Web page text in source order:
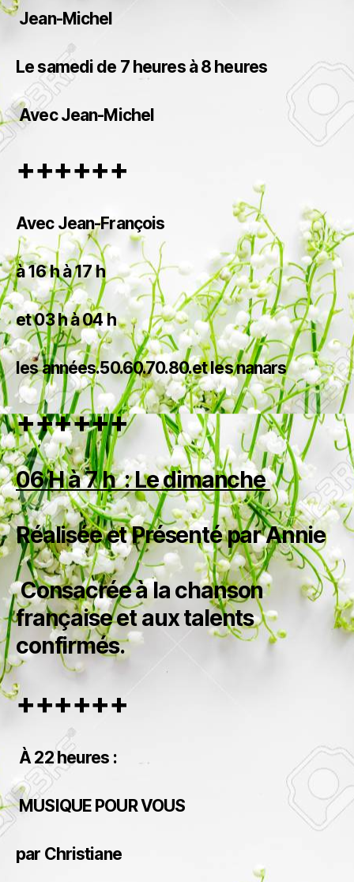
Jean-Michel
Le samedi de 7 heures à 8 heures
Avec Jean-Michel
++++++
Avec Jean-François
à 16 h à 17 h
et 03 h à 04 h
les années.50.60.70.80.et les nanars
++++++
06 H à 7 h : Le dimanche
Réalisée et Présenté par Annie
Consacrée à la chanson
françaiseet aux talents
confirmés.
++++++
À 22 heures :
MUSIQUE POUR VOUS
par Christiane